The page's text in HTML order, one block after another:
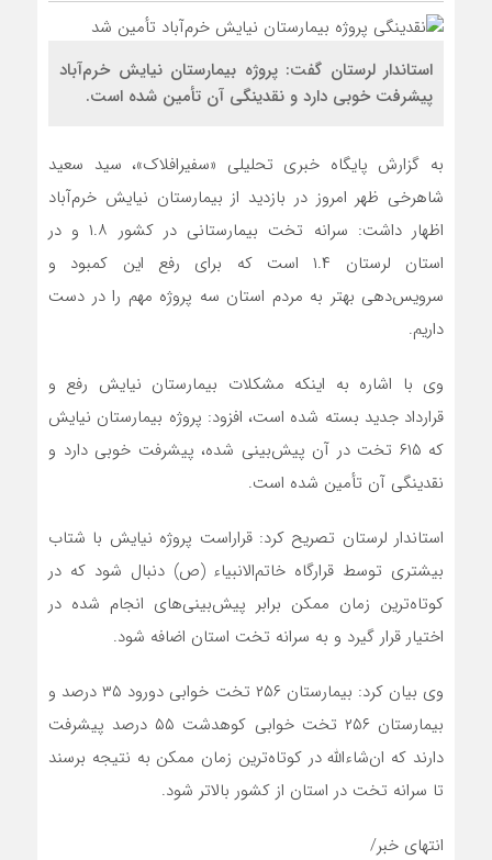
استاندار لرستان گفت: پروژه بیمارستان نیایش خرم‌آباد
پیشرفت خوبی دارد و نقدینگی آن تأمین شده است.
به گزارش پایگاه خبری تحلیلی «سفیرافلاک»، سید سعید
شاهرخی ظهر امروز در بازدید از بیمارستان نیایش خرم‌آباد
اظهار داشت: سرانه تخت بیمارستانی در کشور ۱.۸ و در
استان لرستان ۱.۴ است که برای رفع این کمبود و
سرویس‌دهی بهتر به مردم استان سه پروژه مهم را در دست
داریم.
وی با اشاره به اینکه مشکلات بیمارستان نیایش رفع و
قرارداد جدید بسته شده است، افزود: پروژه بیمارستان نیایش
که ۶۱۵ تخت در آن پیش‌بینی شده، پیشرفت خوبی دارد و
نقدینگی آن تأمین شده است.
استاندار لرستان تصریح کرد: قراراست پروژه نیایش با شتاب
بیشتری توسط قرارگاه خاتم‌الانبیاء (ص) دنبال شود که در
کوتاه‌ترین زمان ممکن برابر پیش‌بینی‌های انجام شده در
اختیار قرار گیرد و به سرانه تخت استان اضافه شود.
وی بیان کرد: بیمارستان ۲۵۶ تخت خوابی دورود ۳۵ درصد و
بیمارستان ۲۵۶ تخت خوابی کوهدشت ۵۵ درصد پیشرفت
دارند که ان‌شاءالله در کوتاه‌ترین زمان ممکن به نتیجه برسند
تا سرانه تخت در استان از کشور بالاتر شود.
انتهای خبر/